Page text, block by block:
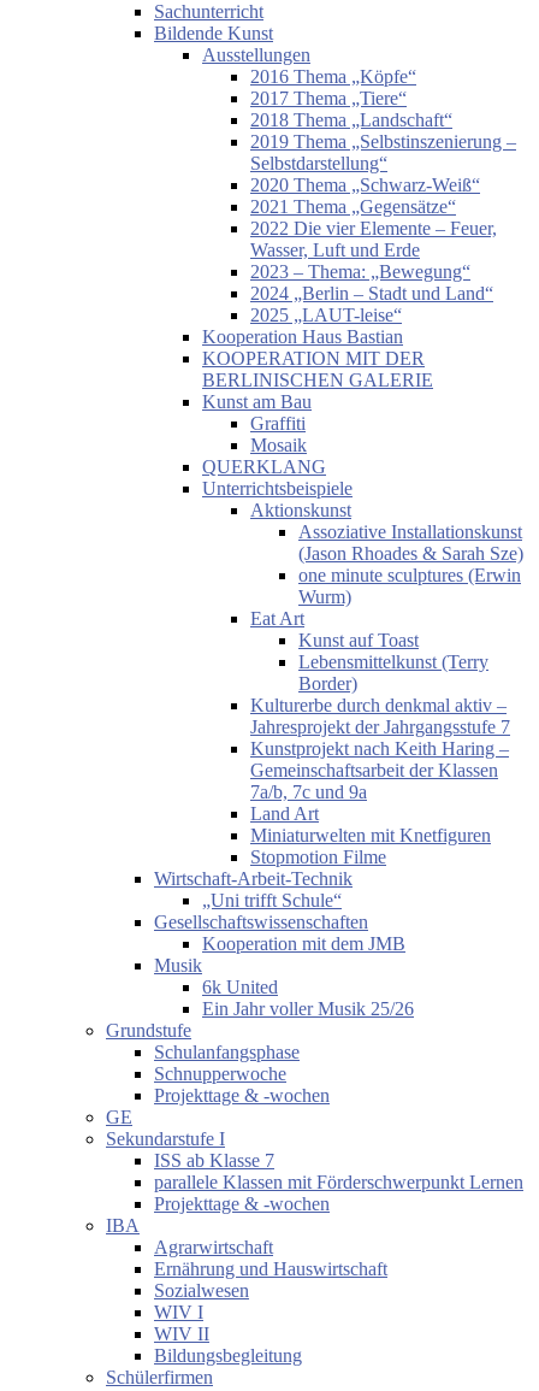
Sachunterricht
Bildende Kunst
Ausstellungen
2016 Thema „Köpfe“
2017 Thema „Tiere“
2018 Thema „Landschaft“
2019 Thema „Selbstinszenierung –
Selbstdarstellung“
2020 Thema „Schwarz-Weiß“
2021 Thema „Gegensätze“
2022 Die vier Elemente – Feuer,
Wasser, Luft und Erde
2023 – Thema: „Bewegung“
2024 „Berlin – Stadt und Land“
2025 „LAUT-leise“
Kooperation Haus Bastian
KOOPERATION MIT DER
BERLINISCHEN GALERIE
Kunst am Bau
Graffiti
Mosaik
QUERKLANG
Unterrichtsbeispiele
Aktionskunst
Assoziative Installationskunst
(Jason Rhoades & Sarah Sze)
one minute sculptures (Erwin
Wurm)
Eat Art
Kunst auf Toast
Lebensmittelkunst (Terry
Border)
Kulturerbe durch denkmal aktiv –
Jahresprojekt der Jahrgangsstufe 7
Kunstprojekt nach Keith Haring –
Gemeinschaftsarbeit der Klassen
7a/b, 7c und 9a
Land Art
Miniaturwelten mit Knetfiguren
Stopmotion Filme
Wirtschaft-Arbeit-Technik
„Uni trifft Schule“
Gesellschaftswissenschaften
Kooperation mit dem JMB
Musik
6k United
Ein Jahr voller Musik 25/26
Grundstufe
Schulanfangsphase
Schnupperwoche
Projekttage & -wochen
GE
Sekundarstufe I
ISS ab Klasse 7
parallele Klassen mit Förderschwerpunkt Lernen
Projekttage & -wochen
IBA
Agrarwirtschaft
Ernährung und Hauswirtschaft
Sozialwesen
WIV I
WIV II
Bildungsbegleitung
Schülerfirmen